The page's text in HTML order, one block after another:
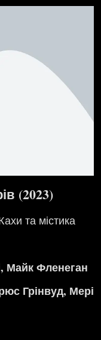
(2023)
та містика
Майк Фленеган
Грінвуд, Мері